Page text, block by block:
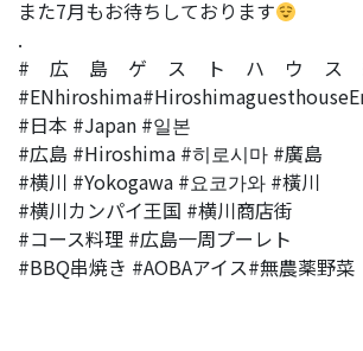
また7月もお待ちしております
.
#広島ゲストハウス縁
#日本 #Japan #일본
#広島 #Hiroshima #히로시마 #廣島
#横川 #Yokogawa #요코가와 #橫川
#横川カンパイ王国 #横川商店街
#コース料理 #広島一周プーレト
#BBQ串焼き #AOBAアイス#無農薬野菜